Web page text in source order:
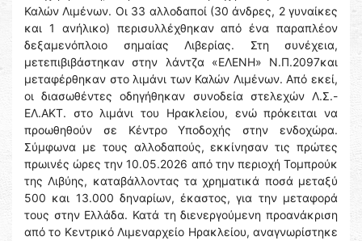
Καλών Λιμένων. Οι 33 αλλοδαποί (30 άνδρες, 2 γυναίκες
και 1 ανήλικο) περισυλλέχθηκαν από ένα παραπλέον
δεξαμενόπλοιο σημαίας Λιβερίας. Στη συνέχεια,
μετεπιβιβάστηκαν στην λάντζα «ΕΛΕΝΗ» Ν.Π.2097και
μεταφέρθηκαν στο λιμάνι των Καλών Λιμένων. Από εκεί,
οι διασωθέντες οδηγήθηκαν συνοδεία στελεχών Λ.Σ.-
ΕΛ.ΑΚΤ. στο λιμάνι του Ηρακλείου, ενώ πρόκειται να
προωθηθούν σε Κέντρο Υποδοχής στην ενδοχώρα.
Σύμφωνα με τους αλλοδαπούς, εκκίνησαν τις πρώτες
πρωινές ώρες την 10.05.2026 από την περιοχή Τομπρούκ
της Λιβύης, καταβάλλοντας τα χρηματικά ποσά μεταξύ
500 και 13.000 δηναρίων, έκαστος, για την μεταφορά
τους στην Ελλάδα. Κατά τη διενεργούμενη προανάκριση
από το Κεντρικό Λιμεναρχείο Ηρακλείου, αναγνωρίστηκε